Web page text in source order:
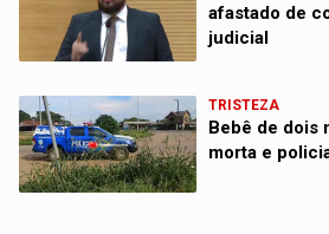
afastado de
judicial
TRISTEZA
Bebê de dois
morta e